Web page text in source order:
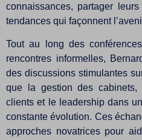
connaissances, partager
tendances qui façonnent
Tout au long des
rencontres informelles,
des discussions stimulantes
que la gestion des
clients et le leadership dans
constante évolution. Ces
approches novatrices pour